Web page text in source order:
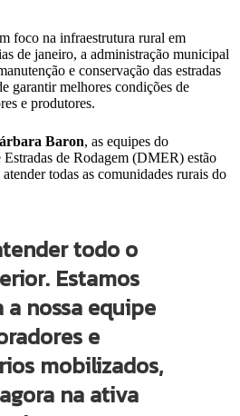
foco na infraestrutura rural em
de janeiro, a administração municipal
e conservação das estradas
garantir melhores condições de
e produtores.
Baron, as equipes do
de Rodagem (DMER) estão
todas as comunidades rurais do
todo o
Estamos
nossa equipe
e
mobilizados,
na ativa